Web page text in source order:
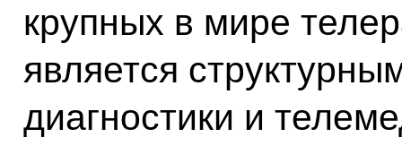
крупных в мире
является
диагностики и